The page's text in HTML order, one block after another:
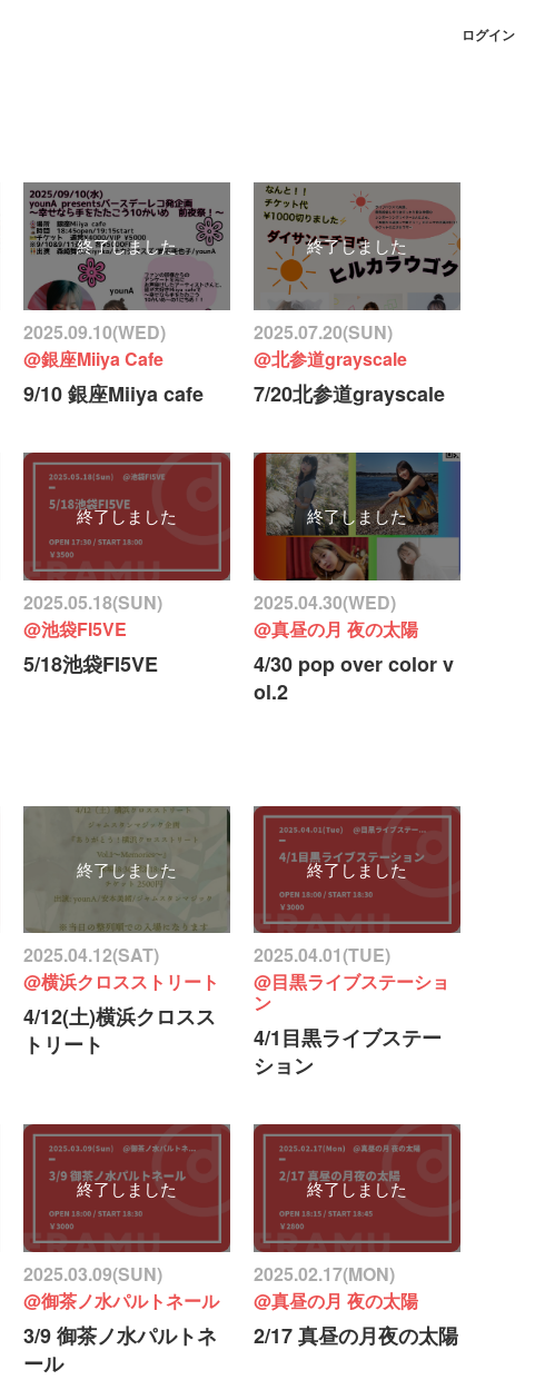
ログイン
終了しました
2025.09.10(WED)
@銀座Miiya Cafe
9/10 銀座Miiya cafe
終了しました
2025.07.20(SUN)
@北参道grayscale
7/20北参道grayscale
終了しました
2025.05.18(SUN)
@池袋FI5VE
5/18池袋FI5VE
終了しました
2025.04.30(WED)
@真昼の月 夜の太陽
4/30 pop over color v
ol.2
終了しました
2025.04.12(SAT)
@横浜クロスストリート
4/12(土)横浜クロスス
トリート
終了しました
2025.04.01(TUE)
@目黒ライブステーショ
ン
4/1目黒ライブステー
ション
終了しました
2025.03.09(SUN)
@御茶ノ水パルトネール
3/9 御茶ノ水パルトネ
ール
終了しました
2025.02.17(MON)
@真昼の月 夜の太陽
2/17 真昼の月夜の太陽